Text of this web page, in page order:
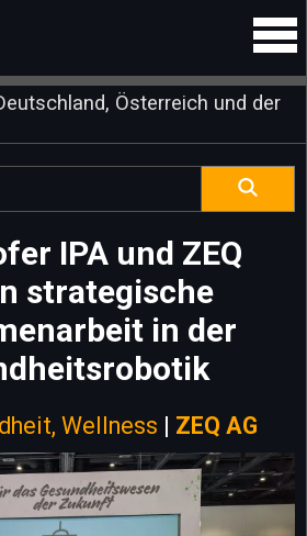
Österreich und der
IPA und ZEQ
strategische
in der
Wellness | ZEQ AG